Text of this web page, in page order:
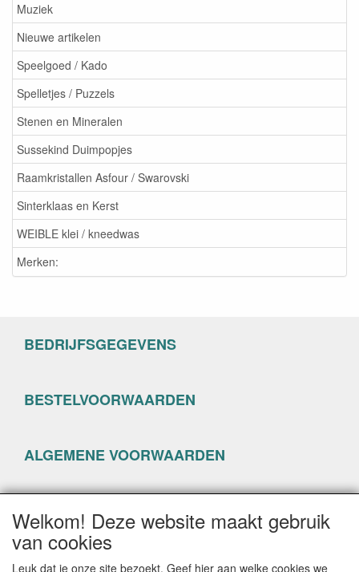
Muziek
Nieuwe artikelen
Speelgoed / Kado
Spelletjes / Puzzels
Stenen en Mineralen
Sussekind Duimpopjes
Raamkristallen Asfour / Swarovski
Sinterklaas en Kerst
WEIBLE klei / kneedwas
Merken:
BEDRIJFSGEGEVENS
BESTELVOORWAARDEN
ALGEMENE VOORWAARDEN
PRIVACYVERKLARING
Welkom! Deze website maakt gebruik
van cookies
Leuk dat je onze site bezoekt. Geef hier aan welke cookies we